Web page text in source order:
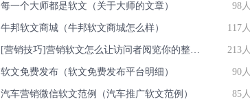
每一个大师都是软文（关于大师的文章） 98
牛邦软文商城（牛邦软文商城怎么样） 117
[营销技巧]营销软文怎么让访问者阅览你的整篇文案 213
软文免费发布（软文免费发布平台明细） 90
汽车营销微信软文范例（汽车推广软文范例） 85